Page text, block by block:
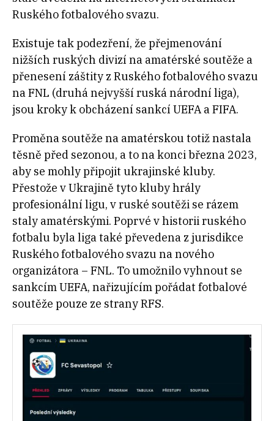
Ruského fotbalového svazu.
Existuje tak podezření, že přejmenování
nižších ruských divizí na amatérské soutěže a
přenesení záštity z Ruského fotbalového svazu
na FNL (druhá nejvyšší ruská národní liga),
jsou kroky k obcházení sankcí UEFA a FIFA.
Proměna soutěže na amatérskou totiž nastala
těsně před sezonou, a to na konci března 2023,
aby se mohly připojit ukrajinské kluby.
Přestože v Ukrajině tyto kluby hrály
profesionální ligu, v ruské soutěži se rázem
staly amatérskými. Poprvé v historii ruského
fotbalu byla liga také převedena z jurisdikce
Ruského fotbalového svazu na nového
organizátora – FNL. To umožnilo vyhnout se
sankcím UEFA, nařizujícím pořádat fotbalové
soutěže pouze ze strany RFS.